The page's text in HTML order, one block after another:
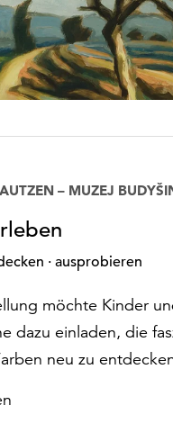
· ausprobieren
– MUZEJ
möchte Kinder
dazu einladen, die
neu zu